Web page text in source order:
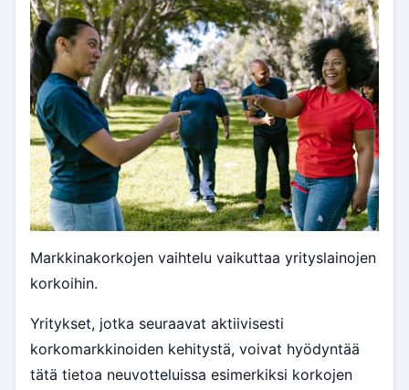
Markkinakorkojen vaihtelu vaikuttaa yrityslainojen
korkoihin.
Yritykset, jotka seuraavat aktiivisesti
korkomarkkinoiden kehitystä, voivat hyödyntää
tätä tietoa neuvotteluissa esimerkiksi korkojen